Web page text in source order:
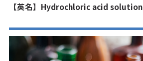
【英名】Hydrochloric acid solution